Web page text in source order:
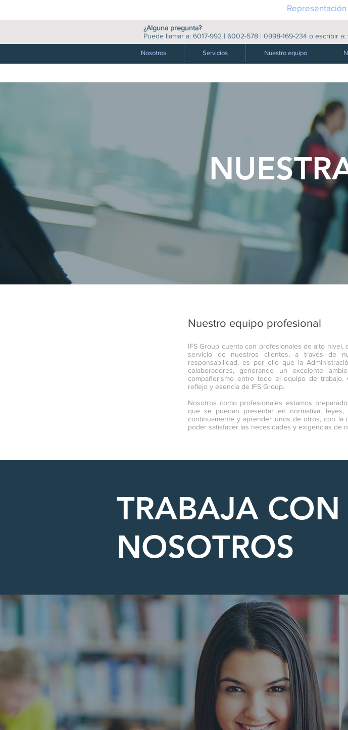
Nosotros Servicios Nuestro equipo
¿Alguna pregunta?
Puede llamar a: 6017-992 | 6002-578 | 0998-169-234 o escribir a:
Nuestro equipo profesional
IFS Group cuenta con profesionales de alto
servicio de nuestros clientes, a través de
responsabilidad, es por ello que la
colaboradores, generando un excelente
compañerismo entre todo el equipo de
reflejo y esencia de IFS Group.
Nosotros como profesionales estamos
que se puedan presentar en normativa,
continuamente y aprender unos de otros, con la
poder satisfacer las necesidades y exigencias de
TRABAJA CON
NOSOTROS